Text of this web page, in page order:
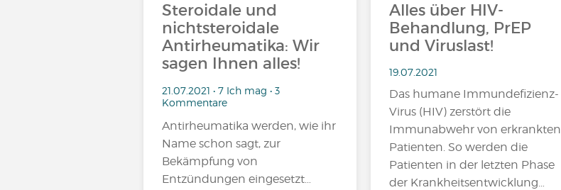
Steroidale und
nichtsteroidale
Antirheumatika: Wir
sagen Ihnen alles!
21.07.2021 • 7 Ich mag • 3
Kommentare
Antirheumatika werden, wie ihr
Name schon sagt, zur
Bekämpfung von
Entzündungen eingesetzt…
Alles über HIV-
Behandlung, PrEP
und Viruslast!
19.07.2021
Das humane Immundefizienz-
Virus (HIV) zerstört die
Immunabwehr von erkrankten
Patienten. So werden die
Patienten in der letzten Phase
der Krankheitsentwicklung…